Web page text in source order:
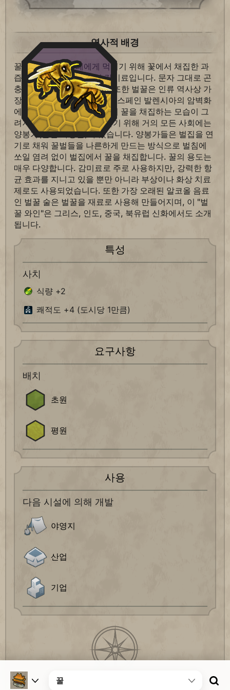
역사적 배경
꿀은 꿀벌이 애벌레에게 먹이기 위해 꽃에서 채집한 과
즙을 벌집에 저장한 천연 감미료입니다. 문자 그대로 곤
충이 되새김질한 것입니다. 또한 벌꿀은 인류 역사상 가
장 오래된 별미 중 하나이며, 스페인 발렌시아의 암벽화
에는 고대인이 야생 벌집에서 꿀을 채집하는 모습이 그
려져 있습니다. 꿀을 채집하기 위해 거의 모든 사회에는
양봉가(꿀벌 사냥꾼)가 있습니다. 양봉가들은 벌집을 연
기로 채워 꿀벌들을 나른하게 만드는 방식으로 벌침에
쏘일 염려 없이 벌집에서 꿀을 채집합니다. 꿀의 용도는
매우 다양합니다. 감미료로 주로 사용하지만, 강력한 항
균 효과를 지니고 있을 뿐만 아니라 부상이나 화상 치료
제로도 사용되었습니다. 또한 가장 오래된 알코올 음료
인 벌꿀 술은 벌꿀을 재료로 사용해 만들어지며, 이 "벌
꿀 와인"은 그리스, 인도, 중국, 북유럽 신화에서도 소개
됩니다.
특성
사치
식량 +2
쾌적도 +4 (도시당 1만큼)
요구사항
배치
초원
평원
사용
다음 시설에 의해 개발
야영지
산업
기업
꿀